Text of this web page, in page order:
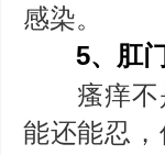
感染。
5、肛门
瘙痒不是
能还能忍